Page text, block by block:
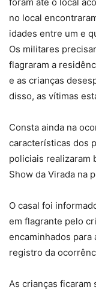
no local
idades entre um e
Os militares
flagraram a
e as crianças
disso, as vítimas
Consta ainda na
características dos
policiais realizaram
Show da Virada na
O casal foi
em flagrante pelo
encaminhados para
registro da
As crianças ficaram